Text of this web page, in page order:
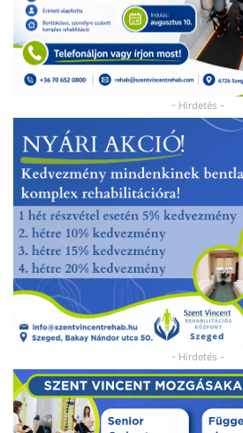
- Hirdetés -
- Hirdetés -